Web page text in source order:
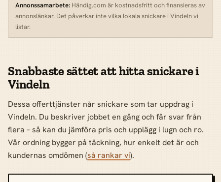
Annonssamarbete: Händig.com är kostnadsfritt och finansieras av
annonslänkar. Det påverkar inte vilka lokala snickare i Vindeln vi
listar.
Snabbaste sättet att hitta snickare i
Vindeln
Dessa offerttjänster når snickare som tar uppdrag i
Vindeln. Du beskriver jobbet en gång och får svar från
flera – så kan du jämföra pris och upplägg i lugn och ro.
Vår ordning bygger på täckning, hur enkelt det är och
kundernas omdömen (så rankar vi).